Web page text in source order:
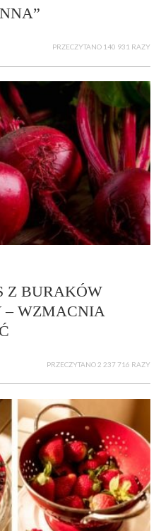
PRZECZYTANO 140 931 RAZY
Z BURAKÓW
– WZMACNIA
PRZECZYTANO 2 237 716 RAZY